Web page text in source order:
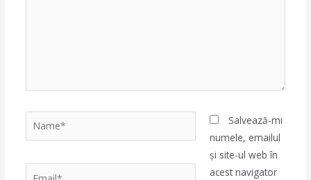
Name*
Salvează-mi
numele, emailul
și site-ul web în
acest navigator